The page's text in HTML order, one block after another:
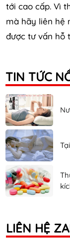
tới cao cấp. Vì
mà hãy liên hệ
được tư vấn hỗ
TIN TỨC
LIÊN HỆ